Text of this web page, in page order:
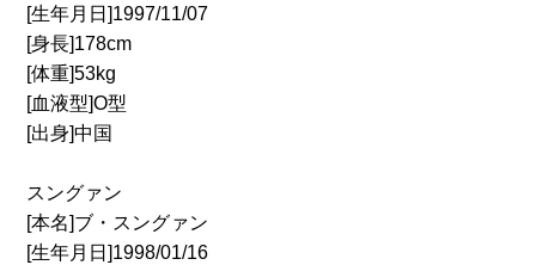
[生年月日]1997/11/07
[身長]178cm
[体重]53kg
[血液型]O型
[出身]中国
スングァン
[本名]ブ・スングァン
[生年月日]1998/01/16